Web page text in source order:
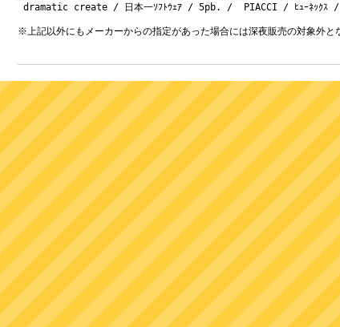
dramatic create / 日本一ｿﾌﾄｳｪｱ / 5pb. /  PIACCI / ﾋｭｰﾈｯｸｽ / ﾌﾟﾛ
※上記以外にもメーカーからの指定があった場合には深夜販売の対象外と